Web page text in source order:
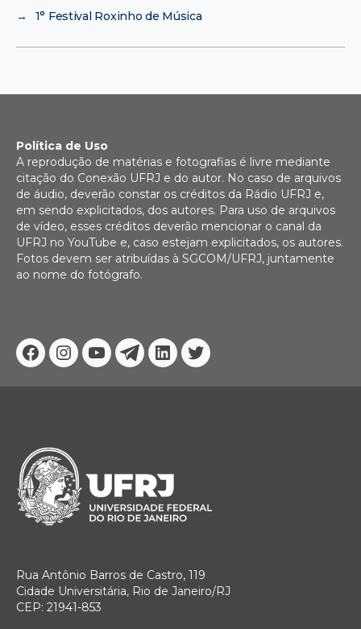
→
1° Festival Roxinho de Música
Facebook
Instagram
YoutubeTelegram
Linkedin
Twitter
Política de Uso
A reprodução de matérias e fotografias é livre mediante
citação do Conexão UFRJ e do autor. No caso de arquivos
de áudio, deverão constar os créditos da Rádio UFRJ e,
em sendo explicitados, dos autores. Para uso de arquivos
de vídeo, esses créditos deverão mencionar o canal da
UFRJ no YouTube e, caso estejam explicitados, os autores.
Fotos devem ser atribuídas à SGCOM/UFRJ, juntamente
ao nome do fotógrafo.
Rua Antônio Barros de Castro, 119
Cidade Universitária, Rio de Janeiro/RJ
CEP: 21941-853